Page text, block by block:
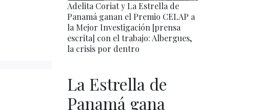
Adelita Coriat y La Estrella de
Panamá ganan el Premio CELAP a
la Mejor Investigación [prensa
escrita] con el trabajo: Albergues,
la crisis por dentro
La Estrella de
Panamá gana